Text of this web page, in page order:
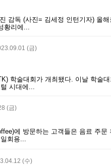
감독 (사진= 김세정 인턴기자) 올해
황리에...
(금)
학술대회가 개최됐다. 이날 학술
시대에...
(금)
에 방문하는 고객들은 음료 주문
회용...
(수)